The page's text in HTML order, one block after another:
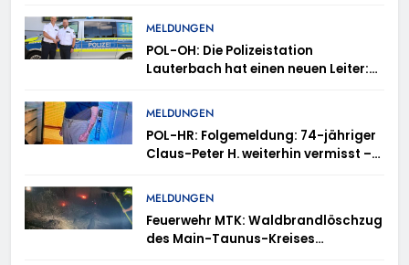
MELDUNGEN
POL-OH: Die Polizeistation
Lauterbach hat einen neuen Leiter:
MELDUNGEN
POL-HR: Folgemeldung: 74-jähriger
Claus-Peter H. weiterhin vermisst –
MELDUNGEN
Feuerwehr MTK: Waldbrandlöschzug
des Main-Taunus-Kreises